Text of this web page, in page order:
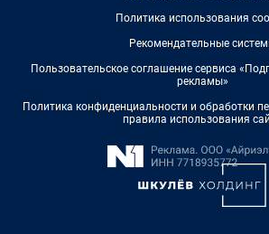
Политика использования
Рекомендательные
Пользовательское соглашение сервиса
рекламы»
Политика конфиденциальности и обработки
правила использования